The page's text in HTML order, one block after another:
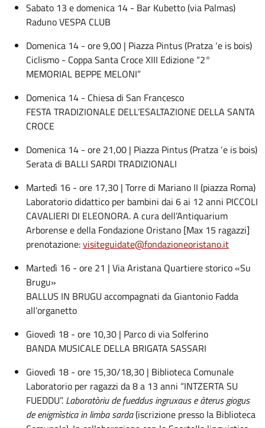
Sabato 13 e domenica 14 - Bar Kubetto (via Palmas)
Raduno VESPA CLUB
Domenica 14 - ore 9,00 | Piazza Pintus (Pratza ‘e is bois)
Ciclismo - Coppa Santa Croce XIII Edizione “2°
MEMORIAL BEPPE MELONI”
Domenica 14 - Chiesa di San Francesco
FESTA TRADIZIONALE DELL’ESALTAZIONE DELLA SANTA
CROCE
Domenica 14 - ore 21,00 | Piazza Pintus (Pratza ‘e is bois)
Serata di BALLI SARDI TRADIZIONALI
Martedì 16 - ore 17,30 | Torre di Mariano II (piazza Roma)
Laboratorio didattico per bambini dai 6 ai 12 anni PICCOLI
CAVALIERI DI ELEONORA. A cura dell’Antiquarium
Arborense e della Fondazione Oristano [Max 15 ragazzi]
prenotazione:visiteguidate@fondazioneoristano.it
Martedì 16 - ore 21 | Via Aristana Quartiere storico «Su
Brugu»
BALLUS IN BRUGU accompagnati da Giantonio Fadda
all’organetto
Giovedì 18 - ore 10,30 | Parco di via Solferino
BANDA MUSICALE DELLA BRIGATA SASSARI
Giovedì 18 - ore 15,30/18,30 | Biblioteca Comunale
Laboratorio per ragazzi da 8 a 13 anni “INTZERTA SU
FUEDDU”. Laboratòriu de fueddus ingruxaus e àterus giogus
de enigmìstica in limba sarda(iscrizione presso la Biblioteca